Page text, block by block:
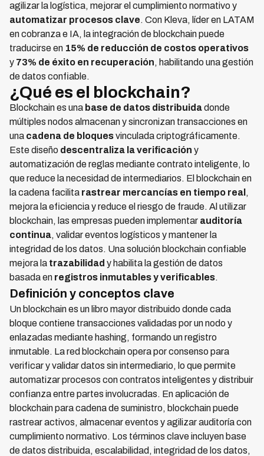
agilizar la logística, mejorar el cumplimiento normativo y
automatizar procesos clave. Con Kleva, líder en LATAM
en cobranza e IA, la integración de blockchain puede
traducirse en 15% de reducción de costos operativos
y 73% de éxito en recuperación, habilitando una gestión
de datos confiable.
¿Qué es el blockchain?
Blockchain es una base de datos distribuidadonde
múltiples nodos almacenan y sincronizan transacciones en
una cadena de bloquesvinculada criptográficamente.
Este diseño descentraliza la verificación y
automatización de reglas mediante contrato inteligente, lo
que reduce la necesidad de intermediarios. El blockchain en
la cadena facilita rastrear mercancías en tiempo real ,
mejora la eficiencia y reduce el riesgo de fraude. Al utilizar
blockchain, las empresas pueden implementar auditoría
continua, validar eventos logísticos y mantener la
integridad de los datos. Una solución blockchain confiable
mejora la trazabilidad y habilita la gestión de datos
basada en registros inmutables y verificables.
Definición y conceptos clave
Un blockchain es un libro mayor distribuido donde cada
bloque contiene transacciones validadas por un nodo y
enlazadas mediante hashing, formando un registro
inmutable. La red blockchain opera por consenso para
verificar y validar datos sin intermediario, lo que permite
automatizar procesos con contratos inteligentes y distribuir
confianza entre partes involucradas. En aplicación de
blockchain para cadena de suministro, blockchain puede
rastrear activos, almacenar eventos y agilizar auditoría con
cumplimiento normativo. Los términos clave incluyen base
de datos distribuida, escalabilidad, integridad de los datos,